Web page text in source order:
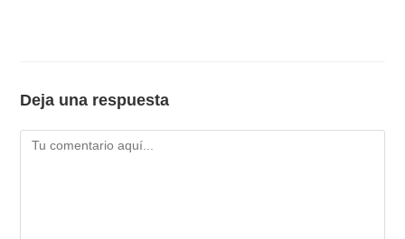
Deja una respuesta